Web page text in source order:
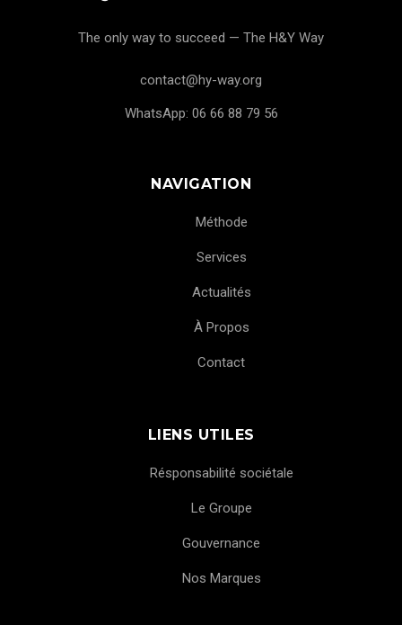
The only way to succeed — The H&Y Way
contact@hy-way.org
WhatsApp: 06 66 88 79 56
NAVIGATION
Méthode
Services
Actualités
À Propos
Contact
LIENS UTILES
Résponsabilité sociétale
Le Groupe
Gouvernance
Nos Marques